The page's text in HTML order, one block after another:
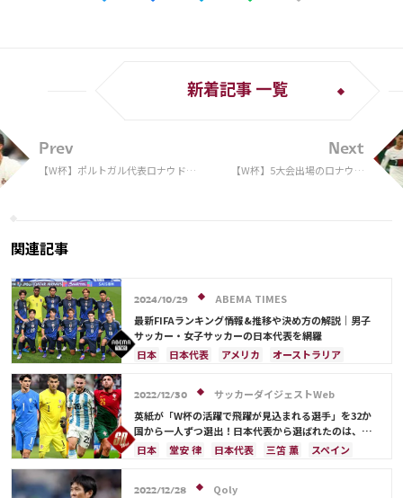
Prev
【W杯】ポルトガル代表ロナウド、
新着記事 一覧
Next
【W杯】5大会出場のロナウド
関連記事
2024/10/29
ABEMA TIMES
最新FIFAランキング情報&推移や決め方の解説｜男子
サッカー・女子サッカーの日本代表を網羅
日本
日本代表 アメリカ
オーストラリア
カタール
イラン 韓国 ドイツ
スペイン
フランス
ベルギー スイス
イングランド
オランダ
ポルトガル デンマーク
セルビア
クロアチア
ポーランド
エクアドル
セネガル
カメルーン
2022/12/30
サッカーダイジェストWeb
英紙が「W杯の活躍で飛躍が見込まれる選手」を32か
国から一人ずつ選出！日本代表から選ばれたのは、堂
安や三笘ではなく…
日本 堂安 律 日本代表 三笘 薫
スペイン
サウジアラビア
デンマーク
2022/12/28 Qoly